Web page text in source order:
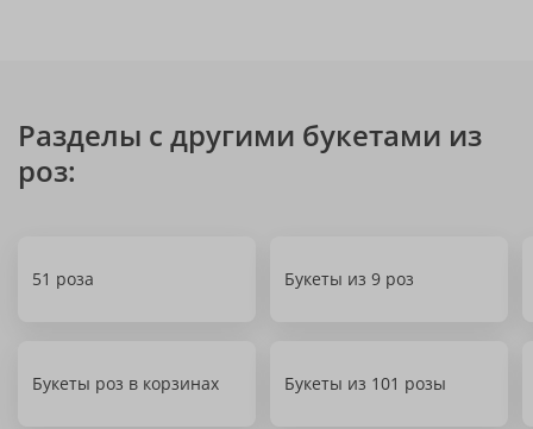
Разделы с другими букетами из
роз:
51 роза Букеты из 9 роз
Букеты роз в корзинах Букеты из 101 розы